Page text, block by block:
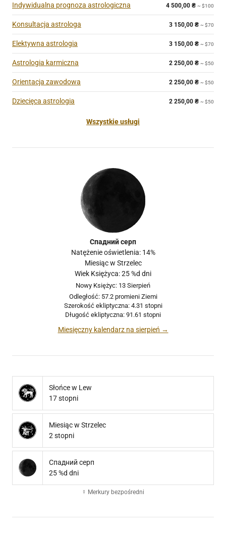
Indywidualna prognoza astrologiczna 4 500,00 ₴ ~ $100
Konsultacja astrologa 3 150,00 ₴ ~ $70
Elektywna astrologia 3 150,00 ₴ ~ $70
Astrologia karmiczna 2 250,00 ₴ ~ $50
Orientacja zawodowa 2 250,00 ₴ ~ $50
Dziecięca astrologia 2 250,00 ₴ ~ $50
Wszystkie usługi
Спадний серп
Natężenie oświetlenia: 14%
Miesiąc w Strzelec
Wiek Księżyca: 25 %d dni
Nowy Księżyc: 13 Sierpień
Odległość: 57.2 promieni Ziemi
Szerokość ekliptyczna: 4.31 stopni
Długość ekliptyczna: 91.61 stopni
Miesięczny kalendarz na sierpień →
Słońce w Lew
17 stopni
Miesiąc w Strzelec
2 stopni
Спадний серп
25 %d dni
☿ Merkury bezpośredni